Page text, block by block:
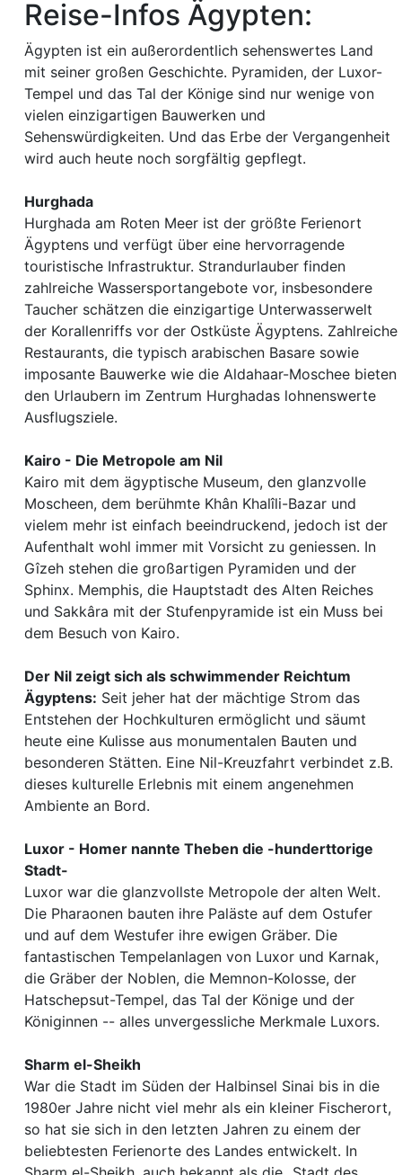
Reise-Infos Ägypten:
Ägypten ist ein außerordentlich sehenswertes Land
mit seiner großen Geschichte. Pyramiden, der Luxor-
Tempel und das Tal der Könige sind nur wenige von
vielen einzigartigen Bauwerken und
Sehenswürdigkeiten. Und das Erbe der Vergangenheit
wird auch heute noch sorgfältig gepflegt.
Hurghada
Hurghada am Roten Meer ist der größte Ferienort
Ägyptens und verfügt über eine hervorragende
touristische Infrastruktur. Strandurlauber finden
zahlreiche Wassersportangebote vor, insbesondere
Taucher schätzen die einzigartige Unterwasserwelt
der Korallenriffs vor der Ostküste Ägyptens. Zahlreiche
Restaurants, die typisch arabischen Basare sowie
imposante Bauwerke wie die Aldahaar-Moschee bieten
den Urlaubern im Zentrum Hurghadas lohnenswerte
Ausflugsziele.
Kairo - Die Metropole am Nil
Kairo mit dem ägyptische Museum, den glanzvolle
Moscheen, dem berühmte Khân Khalîli-Bazar und
vielem mehr ist einfach beeindruckend, jedoch ist der
Aufenthalt wohl immer mit Vorsicht zu geniessen. In
Gîzeh stehen die großartigen Pyramiden und der
Sphinx. Memphis, die Hauptstadt des Alten Reiches
und Sakkâra mit der Stufenpyramide ist ein Muss bei
dem Besuch von Kairo.
Der Nil zeigt sich als schwimmender Reichtum
Ägyptens: Seit jeher hat der mächtige Strom das
Entstehen der Hochkulturen ermöglicht und säumt
heute eine Kulisse aus monumentalen Bauten und
besonderen Stätten. Eine Nil-Kreuzfahrt verbindet z.B.
dieses kulturelle Erlebnis mit einem angenehmen
Ambiente an Bord.
Luxor - Homer nannte Theben die -hunderttorige
Stadt-
Luxor war die glanzvollste Metropole der alten Welt.
Die Pharaonen bauten ihre Paläste auf dem Ostufer
und auf dem Westufer ihre ewigen Gräber. Die
fantastischen Tempelanlagen von Luxor und Karnak,
die Gräber der Noblen, die Memnon-Kolosse, der
Hatschepsut-Tempel, das Tal der Könige und der
Königinnen -- alles unvergessliche Merkmale Luxors.
Sharm el-Sheikh
War die Stadt im Süden der Halbinsel Sinai bis in die
1980er Jahre nicht viel mehr als ein kleiner Fischerort,
so hat sie sich in den letzten Jahren zu einem der
beliebtesten Ferienorte des Landes entwickelt. In